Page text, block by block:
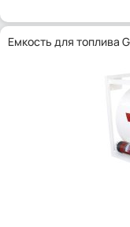
Емкость для топлива